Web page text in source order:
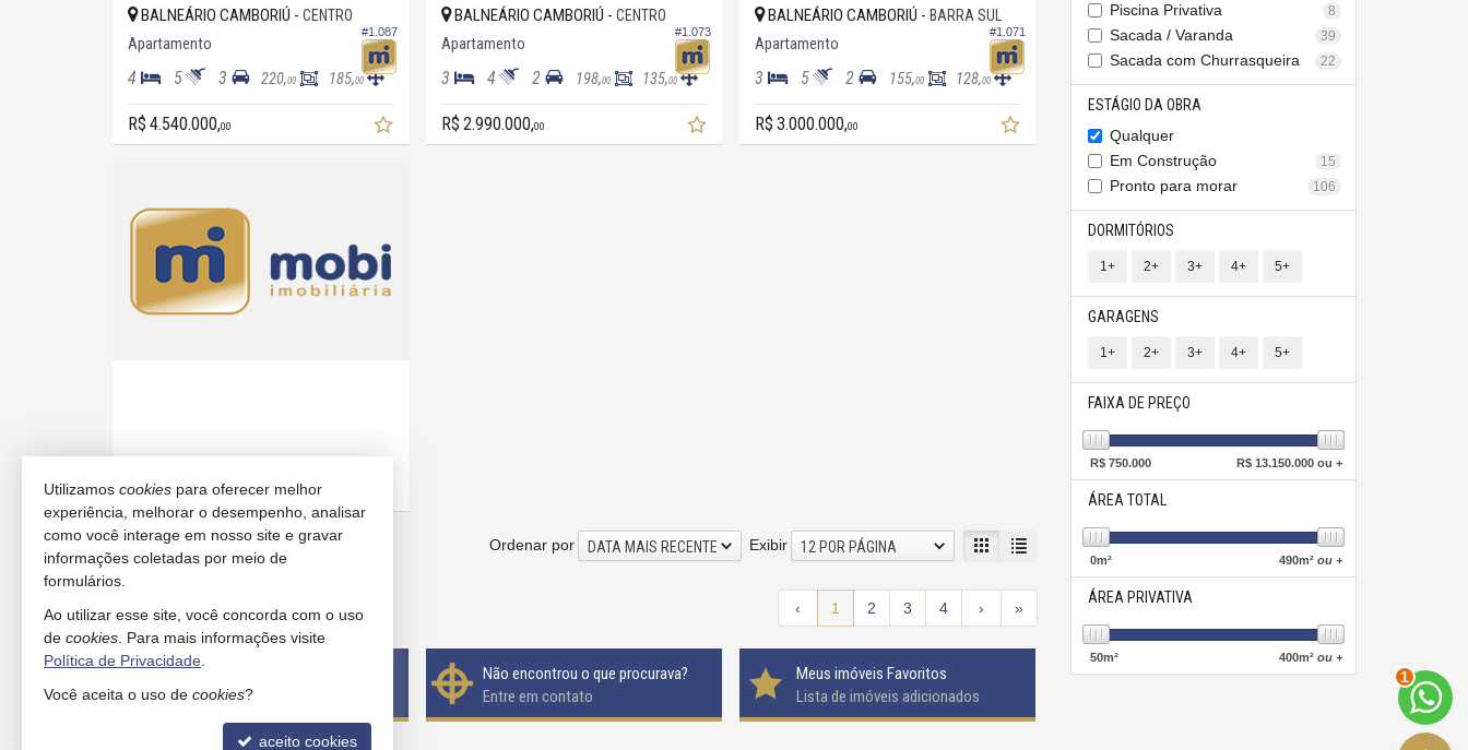
Piscina Privativa 8
Sacada / Varanda 39
Sacada com Churrasqueira 22
ESTÁGIO DA OBRA
Qualquer
Em Construção
15
Pronto para morar 106
DORMITÓRIOS
1+ 2+ 3+ 4+ 5+
GARAGENS
1+ 2+ 3+ 4+ 5+
FAIXA DE PREÇO
R$ 750.000 R$13.150.000 ou +
ÁREA TOTAL
0m² 490m²ou +
ÁREA PRIVATIVA
50m² 400m²ou +
#1.087
BALNEÁRIO CAMBORIÚ - CENTRO
Apartamento
4 5 3 220,00 185,00
R$ 4.540.000,00
#1.073
BALNEÁRIO CAMBORIÚ -CENTRO
Apartamento
3 4 2 198,00 135,00
R$ 2.990.000,00
#1.071
BALNEÁRIO CAMBORIÚ -BARRA SUL
Apartamento
3 5 2 155,00 128,00
R$ 3.000.000,00
mais imóveis
121imóveis encontrados Exibir 12 POR PÁGINA
Ordenar por DATA MAIS RECENTE
‹ 1 2 3 4 › »
(nenhuma avaliação)
Quer vender seu imóvel?
Cadastre-se e anuncie conosco
Não encontrou o que procurava?
Entre em contato
Meus imóveis Favoritos
Lista de imóveis adicionados
2
Utilizamos cookies para oferecer melhor
experiência, melhorar o desempenho, analisar
como você interage em nosso site e gravar
informações coletadas por meio de
formulários.
Ao utilizar esse site, você concorda com o uso
de cookies . Para mais informações visite
Política de Privacidade
Você aceita o uso de cookies?
aceito cookies